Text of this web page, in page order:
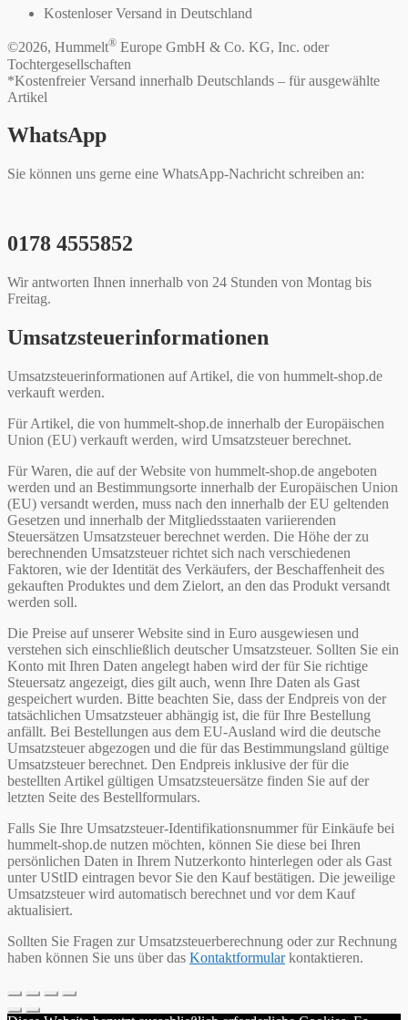
Kostenloser Versand in Deutschland
©2026, Hummelt® Europe GmbH & Co. KG, Inc. oder
Tochtergesellschaften
*Kostenfreier Versand innerhalb Deutschlands – für ausgewählte
Artikel
WhatsApp
Sie können uns gerne eine WhatsApp-Nachricht schreiben an:
0178 4555852
Wir antworten Ihnen innerhalb von 24 Stunden von Montag bis
Freitag.
Umsatzsteuerinformationen
Umsatzsteuerinformationen auf Artikel, die von hummelt-shop.de
verkauft werden.
Für Artikel, die von hummelt-shop.de innerhalb der Europäischen
Union (EU) verkauft werden, wird Umsatzsteuer berechnet.
Für Waren, die auf der Website von hummelt-shop.de angeboten
werden und an Bestimmungsorte innerhalb der Europäischen Union
(EU) versandt werden, muss nach den innerhalb der EU geltenden
Gesetzen und innerhalb der Mitgliedsstaaten variierenden
Steuersätzen Umsatzsteuer berechnet werden. Die Höhe der zu
berechnenden Umsatzsteuer richtet sich nach verschiedenen
Faktoren, wie der Identität des Verkäufers, der Beschaffenheit des
gekauften Produktes und dem Zielort, an den das Produkt versandt
werden soll.
Die Preise auf unserer Website sind in Euro ausgewiesen und
verstehen sich einschließlich deutscher Umsatzsteuer. Sollten Sie ein
Konto mit Ihren Daten angelegt haben wird der für Sie richtige
Steuersatz angezeigt, dies gilt auch, wenn Ihre Daten als Gast
gespeichert wurden. Bitte beachten Sie, dass der Endpreis von der
tatsächlichen Umsatzsteuer abhängig ist, die für Ihre Bestellung
anfällt. Bei Bestellungen aus dem EU-Ausland wird die deutsche
Umsatzsteuer abgezogen und die für das Bestimmungsland gültige
Umsatzsteuer berechnet. Den Endpreis inklusive der für die
bestellten Artikel gültigen Umsatzsteuersätze finden Sie auf der
letzten Seite des Bestellformulars.
Falls Sie Ihre Umsatzsteuer-Identifikationsnummer für Einkäufe bei
hummelt-shop.de nutzen möchten, können Sie diese bei Ihren
persönlichen Daten in Ihrem Nutzerkonto hinterlegen oder als Gast
unter UStID eintragen bevor Sie den Kauf bestätigen. Die jeweilige
Umsatzsteuer wird automatisch berechnet und vor dem Kauf
aktualisiert.
Sollten Sie Fragen zur Umsatzsteuerberechnung oder zur Rechnung
haben können Sie uns über das Kontaktformularkontaktieren.